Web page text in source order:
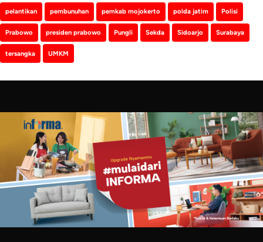
pelantikan pembunuhan pemkab mojokerto polda jatim Polisi
Prabowo presiden prabowo Pungli Sekda Sidoarjo Surabaya
tersangka UMKM